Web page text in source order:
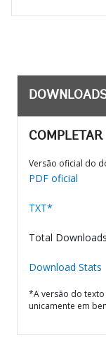
COMPLETAR
Versão oficial do
PDF oficial
TXT*
Total
Download Stats
*A versão do texto
unicamente em